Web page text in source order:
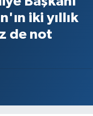
iki yıllık
de not